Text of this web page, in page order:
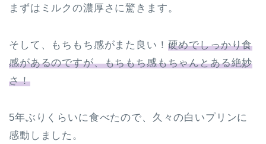
まずはミルクの濃厚さに驚きます。
そして、もちもち感がまた良い！ 硬めでしっかり食
感があるのですが、もちもち感もちゃんとある絶妙
さ！
5年ぶりくらいに食べたので、久々の白いプリンに
感動しました。